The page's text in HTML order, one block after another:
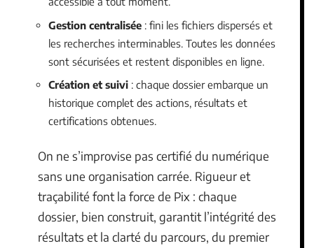
Gestion centralisée : fini les fichiers dispersés et
les recherches interminables. Toutes les données
sont sécurisées et restent disponibles en ligne.
Création et suivi : chaque dossier embarque un
historique complet des actions, résultats et
certifications obtenues.
On ne s’improvise pas certifié du numérique
sans une organisation carrée. Rigueur et
traçabilité font la force de Pix : chaque
dossier, bien construit, garantit l’intégrité des
résultats et la clarté du parcours, du premier